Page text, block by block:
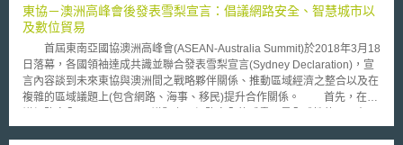
效。終審法院也引述歐盟法院判決輔助其判斷，指出關於商標認真使用的主
要宗旨為以下： (1)認真使用：本案判決指出「如果說某個已註冊商標的權
利人有“權利”對商標進行（排他性的）使用，那麼他同時也負有使用該商標
的義務」，因此，商標認真使用指的是權利人必須確實將註冊商標使用在註
冊的商品或服務上，達到商標向消費者（或稱公眾）指明某商品與服務來源
的法律功能後，始能認定其為認真使用。（歐盟法院亦肯認之，認為認真使
用指的是符合商標作為其註冊「產品或服務的來源識別」這一個主要功
該商標的「投機性目的」而註冊商標，卻未對公眾使用或僅為象徵性的使用
東協－澳洲高峰會後發表雪梨宣言：倡議網路安全、智慧城市以
及數位貿易
首屆東南亞國協澳洲高峰會(ASEAN-Australia Summit)於2018年3月18
日落幕，各國領袖達成共識並聯合發表雪梨宣言(Sydney Declaration)，宣
言內容談到未來東協與澳洲間之戰略夥伴關係、推動區域經濟之整合以及在
複雜的區域議題上(包含網路、海事、移民)提升合作關係。 首先，在倡
今許多技術的應用上都會加劇這個問題的嚴重性。而社群媒體以及加密通訊